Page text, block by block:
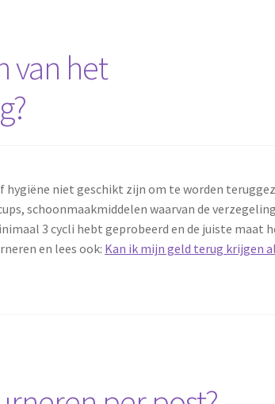
van het
niet geschikt zijn om te worden
schoonmaakmiddelen waarvan de
3 cycli hebt geprobeerd en de juiste maat
en lees ook: Kan ik mijn geld terug krijgen